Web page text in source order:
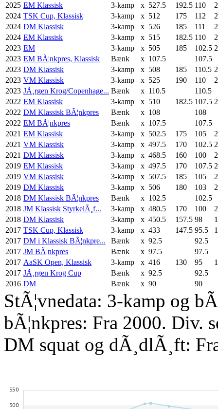
2025 EM Klassisk 3-kamp x 527.5 192.5 110
2024 TSK Cup, Klassisk 3-kamp x 512 175 112
2024 DM Klassisk 3-kamp x 526 185 111
2024 EM Klassisk 3-kamp x 515 182.5 110
2023 EM 3-kamp x 505 185 102.5
2023 EM BÃ¦nkpres, Klassisk Bænk x 107.5
107.5
2023 DM Klassisk 3-kamp x 508 185 110.5
2023 VM Klassisk 3-kamp x 525 190 110
2023 JÃ¸rgen Krog/Copenhage... Bænk x 110.5
110.5
2022 EM Klassisk 3-kamp x 510 182.5 107.5
2022 DM Klassisk BÃ¦nkpres Bænk x 108
108
2022 EM BÃ¦nkpres Bænk x 107.5
107.5
2021 EM Klassisk 3-kamp x 502.5 175 105
2021 VM Klassisk 3-kamp x 497.5 170 102.5
2021 DM Klassisk 3-kamp x 468.5 160 100
2019 EM Klassisk 3-kamp x 497.5 170 107.5
2019 VM Klassisk 3-kamp x 507.5 185 105
2019 DM Klassisk 3-kamp x 506 180 103
2018 DM Klassisk BÃ¦nkpres Bænk x 102.5
102.5
2018 JM Klassisk StyrkelÃ¸f... 3-kamp x 480.5 170 100
2018 DM Klassisk 3-kamp x 450.5 157.5 98
2017 TSK Cup, Klassisk 3-kamp x 433 147.5 95.5
2017 DM i Klassisk BÃ¦nkpre... Bænk x 92.5
92.5
2017 JM BÃ¦nkpres Bænk x 97.5
97.5
2017 AaSK Open, Klassisk 3-kamp x 416 130 95
2017 JÃ¸rgen Krog Cup Bænk x 92.5
92.5
2016 DM Bænk x 90 90
StÃ¦vnedata: 3-kamp og
bÃ¦nkpres: Fra 2000. Div.
DM squat og dÃ¸dlÃ¸ft: